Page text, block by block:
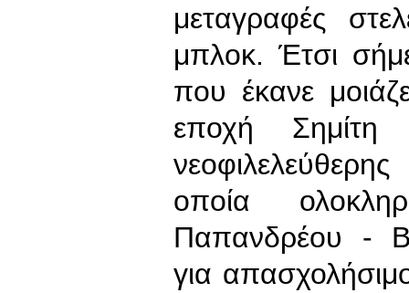
μεταγραφές
μπλοκ. Έτσι
που έκανε
εποχή
οποία
Παπανδρέου -
για